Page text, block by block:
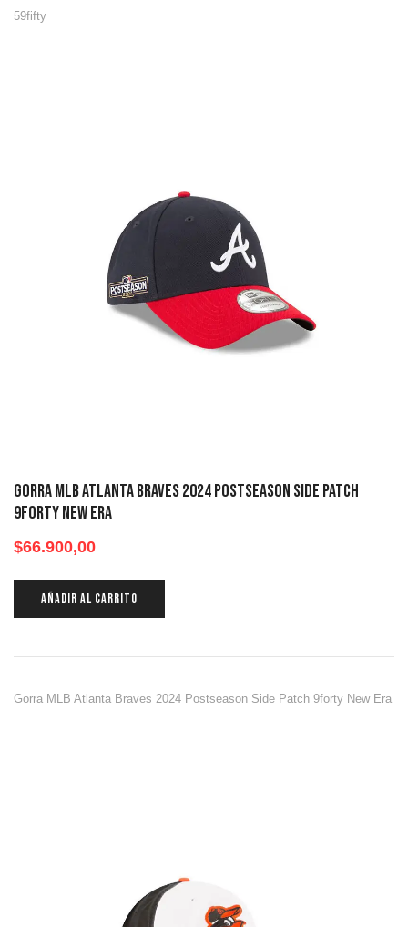
59fifty
Gorra MLB Atlanta Braves 2024 Postseason Side Patch
9forty New Era
$66.900,00
AÑADIR AL CARRITO
Gorra MLB Atlanta Braves 2024 Postseason Side Patch 9forty New Era